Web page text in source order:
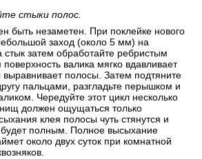
стыки полос.
быть незаметен. При поклейке нового
заход (около 5 мм) на
затем обработайте ребристым
валика мягко вдавливает
выравнивает полосы. Затем подтяните
пальцами, разгладьте перышком и
Чередуйте этот цикл несколько
должен ощущаться только
клея полосы чуть стянутся и
полным. Полное высыхание
около двух суток при комнатной